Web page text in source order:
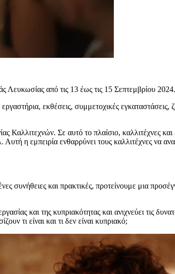
Λευκωσίας από τις 13 έως τις 15 Σεπτεμβρίου 2024.
εκθέσεις, συμμετοχικές εγκαταστάσεις,
Σε αυτό το πλαίσιο, καλλιτέχνες
η εμπειρία ενθαρρύνει τους καλλιτέχνες να
και πρακτικές, προτείνουμε μια
και της κυπριακότητας και ανιχνεύει τις
τι είναι και τι δεν είναι κυπριακό;